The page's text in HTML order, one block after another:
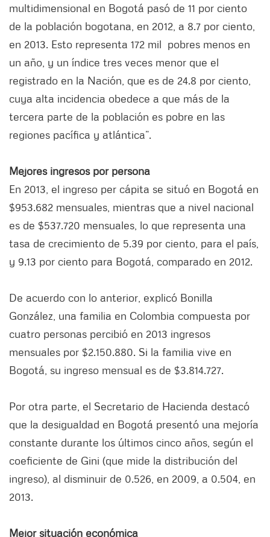
multidimensional en Bogotá pasó de 11 por ciento
de la población bogotana, en 2012, a 8.7 por ciento,
en 2013. Esto representa 172 mil pobres menos en
un año, y un índice tres veces menor que el
registrado en la Nación, que es de 24.8 por ciento,
cuya alta incidencia obedece a que más de la
tercera parte de la población es pobre en las
regiones pacífica y atlántica”.
Mejores ingresos por persona
En 2013, el ingreso per cápita se situó en Bogotá en
$953.682 mensuales, mientras que a nivel nacional
es de $537.720 mensuales, lo que representa una
tasa de crecimiento de 5.39 por ciento, para el país,
y 9.13 por ciento para Bogotá, comparado en 2012.
De acuerdo con lo anterior, explicó Bonilla
González, una familia en Colombia compuesta por
cuatro personas percibió en 2013 ingresos
mensuales por $2.150.880. Si la familia vive en
Bogotá, su ingreso mensual es de $3.814.727.
Por otra parte, el Secretario de Hacienda destacó
que la desigualdad en Bogotá presentó una mejoría
constante durante los últimos cinco años, según el
coeficiente de Gini (que mide la distribución del
ingreso), al disminuir de 0.526, en 2009, a 0.504, en
2013.
Mejor situación económica